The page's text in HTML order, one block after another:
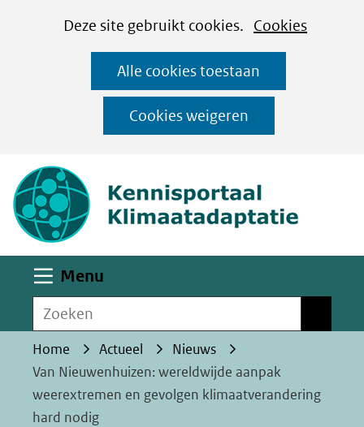
CookiesDeze site gebruikt cookies. Cookies
op
deze
website
worden
toegestaan
geweigerd.
Alle cookies toestaan
Cookies weigeren
Ga
naar
de
inhoud
Menu
Zoeken
Home Actueel
Nieuws
Van Nieuwenhuizen: wereldwijde aanpak
weerextremen en gevolgen klimaatverandering
hard nodig